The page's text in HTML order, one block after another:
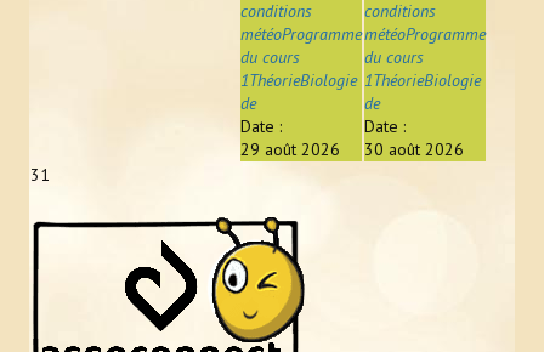
conditions
météoProgramme
du cours
1ThéorieBiologie
de
Date :
29 août 2026
conditions
météoProgramme
du cours
1ThéorieBiologie
de
Date :
30 août 2026
31